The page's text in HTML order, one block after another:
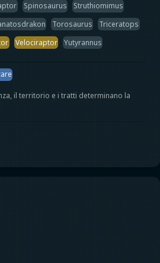
Spinosaurus
Struthiomimus
Torosaurus
Triceratops
Velociraptor Yutyrannus
il territorio e i tratti determinano la